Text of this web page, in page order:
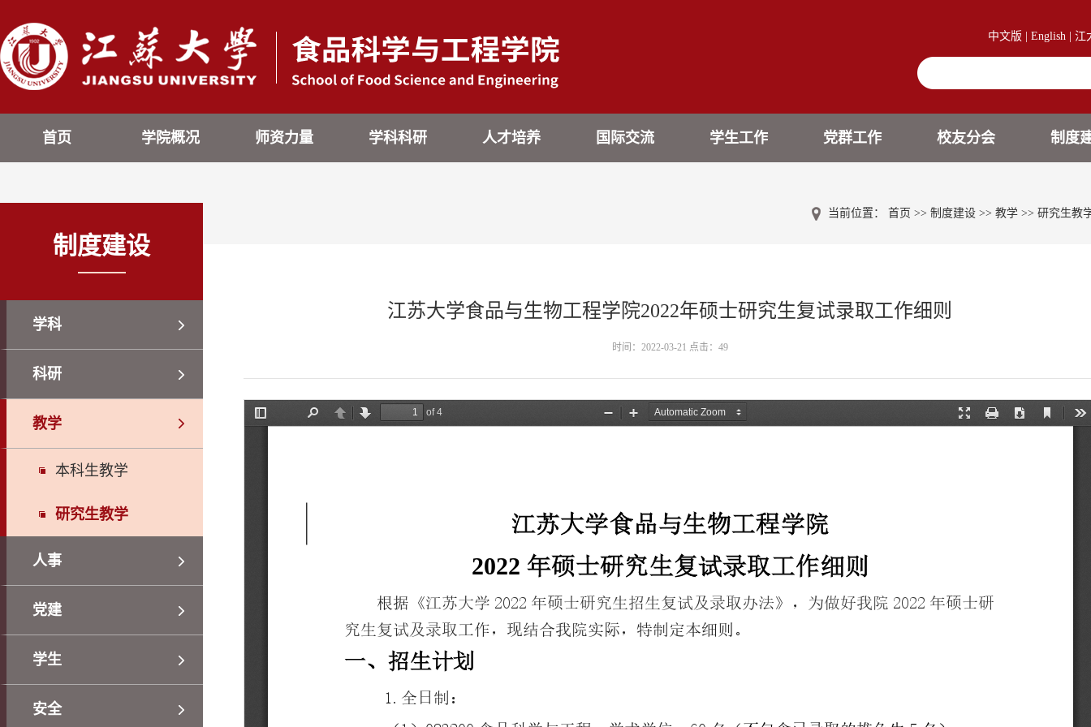
中文版 English 江
首页 学院概况 师资力量 学科科研 人才培养 国际交流 学生工作 党群工作 校友分会 制度
制度建设
学科
科研
教学
本科生教学
研究生教学
人事
党建
学生
安全
当前位置： 首页 >> 制度建设 >> 教学 >> 研究生教
江苏大学食品与生物工程学院2022年硕士研究生复试录取工作细则
时间：2022-03-21 点击： 49